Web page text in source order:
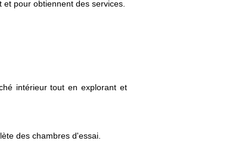
pour obtiennent des services.
intérieur tout en explorant et
des chambres d'essai.